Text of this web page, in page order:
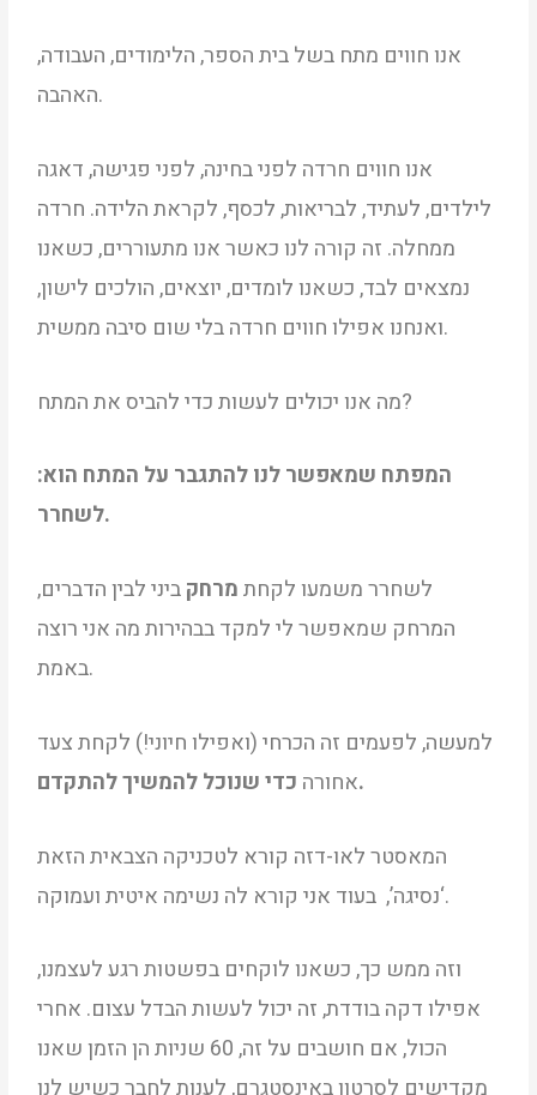
אנו חווים מתח בשל בית הספר, הלימודים, העבודה,
האהבה.
אנו חווים חרדה לפני בחינה, לפני פגישה, דאגה
לילדים, לעתיד, לבריאות, לכסף, לקראת הלידה. חרדה
ממחלה. זה קורה לנו כאשר אנו מתעוררים, כשאנו
נמצאים לבד, כשאנו לומדים, יוצאים, הולכים לישון,
ואנחנו אפילו חווים חרדה בלי שום סיבה ממשית.
מה אנו יכולים לעשות כדי להביס את המתח?
המפתח שמאפשר לנו להתגבר על המתח הוא:
לשחרר.
לשחרר משמעו לקחתמרחקביני לבין הדברים,
המרחק שמאפשר לי למקד בבהירות מה אני רוצה
באמת.
למעשה, לפעמים זה הכרחי (ואפילו חיוני!) לקחת צעד
אחורהכדי שנוכל להמשיך להתקדם.
המאסטר לאו-דזה קורא לטכניקה הצבאית הזאת
‘נסיגה’, בעוד אני קורא לה נשימה איטית ועמוקה.
וזה ממש כך, כשאנו לוקחים בפשטות רגע לעצמנו,
אפילו דקה בודדת, זה יכול לעשות הבדל עצום. אחרי
הכול, אם חושבים על זה, 60 שניות הן הזמן שאנו